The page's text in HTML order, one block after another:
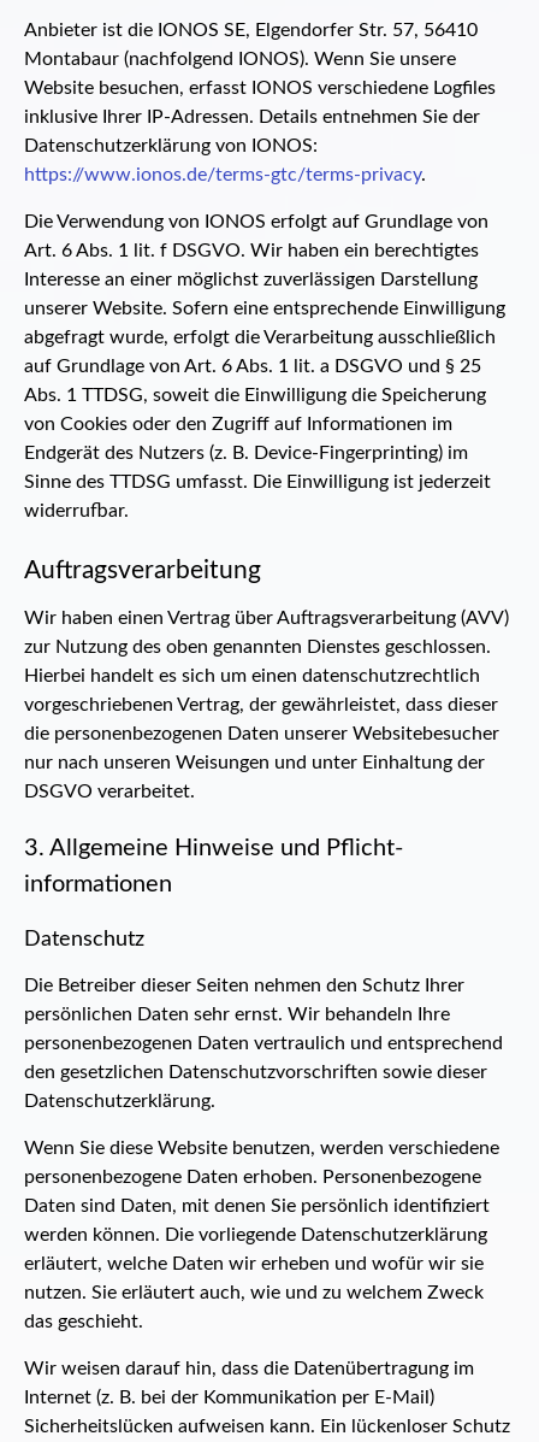
Anbieter ist die IONOS SE, Elgendorfer Str. 57, 56410
Montabaur (nachfolgend IONOS). Wenn Sie unsere
Website besuchen, erfasst IONOS verschiedene Logfiles
inklusive Ihrer IP-Adressen. Details entnehmen Sie der
Datenschutzerklärung von IONOS:
https://www.ionos.de/terms-gtc/terms-privacy.
Die Verwendung von IONOS erfolgt auf Grundlage von
Art. 6 Abs. 1 lit. f DSGVO. Wir haben ein berechtigtes
Interesse an einer möglichst zuverlässigen Darstellung
unserer Website. Sofern eine entsprechende Einwilligung
abgefragt wurde, erfolgt die Verarbeitung ausschließlich
auf Grundlage von Art. 6 Abs. 1 lit. a DSGVO und § 25
Abs. 1 TTDSG, soweit die Einwilligung die Speicherung
von Cookies oder den Zugriff auf Informationen im
Endgerät des Nutzers (z. B. Device-Fingerprinting) im
Sinne des TTDSG umfasst. Die Einwilligung ist jederzeit
widerrufbar.
Auftragsverarbeitung
Wir haben einen Vertrag über Auftragsverarbeitung (AVV)
zur Nutzung des oben genannten Dienstes geschlossen.
Hierbei handelt es sich um einen datenschutzrechtlich
vorgeschriebenen Vertrag, der gewährleistet, dass dieser
die personenbezogenen Daten unserer Websitebesucher
nur nach unseren Weisungen und unter Einhaltung der
DSGVO verarbeitet.
3. Allgemeine Hinweise und Pflicht­
informationen
Datenschutz
Die Betreiber dieser Seiten nehmen den Schutz Ihrer
persönlichen Daten sehr ernst. Wir behandeln Ihre
personenbezogenen Daten vertraulich und entsprechend
den gesetzlichen Datenschutzvorschriften sowie dieser
Datenschutzerklärung.
Wenn Sie diese Website benutzen, werden verschiedene
personenbezogene Daten erhoben. Personenbezogene
Daten sind Daten, mit denen Sie persönlich identifiziert
werden können. Die vorliegende Datenschutzerklärung
erläutert, welche Daten wir erheben und wofür wir sie
nutzen. Sie erläutert auch, wie und zu welchem Zweck
das geschieht.
Wir weisen darauf hin, dass die Datenübertragung im
Internet (z. B. bei der Kommunikation per E-Mail)
Sicherheitslücken aufweisen kann. Ein lückenloser Schutz